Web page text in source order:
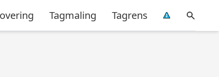
Tagmaling Tagrens